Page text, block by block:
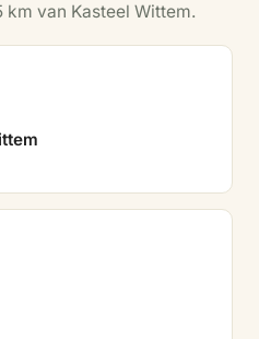
van Kasteel Wittem.